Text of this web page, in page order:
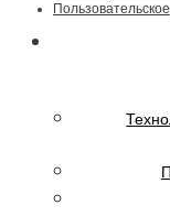
Пользовательское